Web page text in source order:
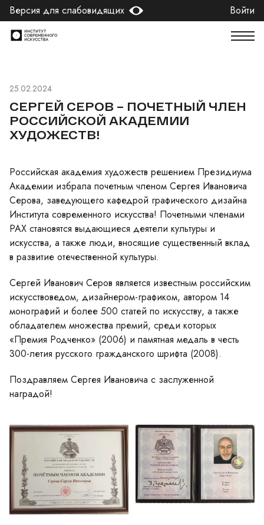
Версия для слабовидящих Войти
25.02.2024
СЕРГЕЙ СЕРОВ – ПОЧЕТНЫЙ ЧЛЕН
РОССИЙСКОЙ АКАДЕМИИ
ХУДОЖЕСТВ!
Российская академия художеств решением Президиума
Академии избрала почетным членом Сергея Ивановича
Серова, заведующего кафедрой графического дизайна
Института современного искусства! Почетными членами
РАХ становятся выдающиеся деятели культуры и
искусства, а также люди, вносящие существенный вклад
в развитие отечественной культуры.
Сергей Иванович Серов является известным российским
искусствоведом, дизайнером-графиком, автором 14
монографий и более 500 статей по искусству, а также
обладателем множества премий, среди которых
«Премия Родченко» (2006) и памятная медаль в честь
300-летия русского гражданского шрифта (2008).
Поздравляем Сергея Ивановича с заслуженной
наградой!